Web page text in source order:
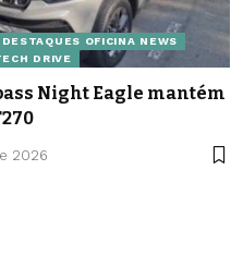
DESTAQUES OFICINA NEWS
DRIVE
Night Eagle mantém
2026